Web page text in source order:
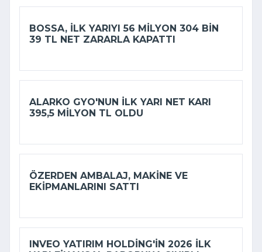
BOSSA, ILK YARIYI 56 MILYON 304 BIN
39 TL NET ZARARLA KAPATTI
ALARKO GYO'NUN ILK YARI NET KARI
395,5 MILYON TL OLDU
ÖZERDEN AMBALAJ, MAKINE VE
EKIPMANLARINI SATTI
INVEO YATIRIM HOLDING'IN 2026 ILK